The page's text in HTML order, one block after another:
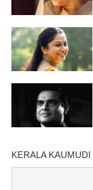
KERALA KAUMUDI